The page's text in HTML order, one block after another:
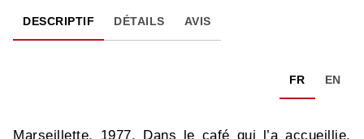
DESCRIPTIF DÉTAILS AVIS
FR EN
Marseillette, 1977. Dans le café qui l’a accueillie,